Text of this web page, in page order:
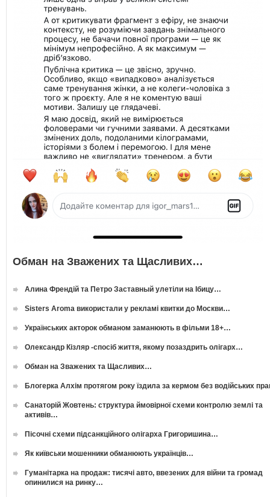
Обман на Зважених та Щасливих…
Алина Френдій та Петро Заставный улетіли на Ібицу…
Sisters Aroma використали у рекламі квитки до Москви…
Українських акторок обманом заманюють в фільми 18+…
Олександр Кізляр -спосіб життя, якому позаздрить олігарх…
Обман на Зважених та Щасливих…
Блогерка Алхім протягом року їздила за кермом без водійських
Санаторій Жовтень: структура ймовірної схеми контролю землі та
активів…
Пісочні схеми підсанкційного олігарха Григоришина…
Як київськи мошенники обманюють українців…
Гуманітарка на продаж: тисячі авто, ввезених для війни та громад
опинилися на ринку…